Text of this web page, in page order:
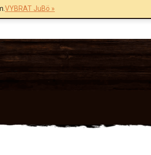
VYBRAT JuBö »